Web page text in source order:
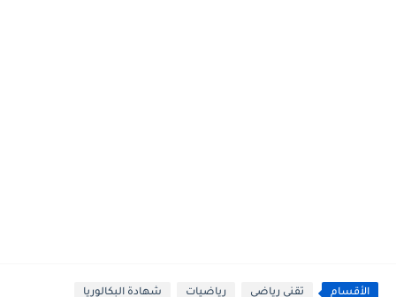
الأقسام تقني رياضي رياضيات شهادة البكالوريا